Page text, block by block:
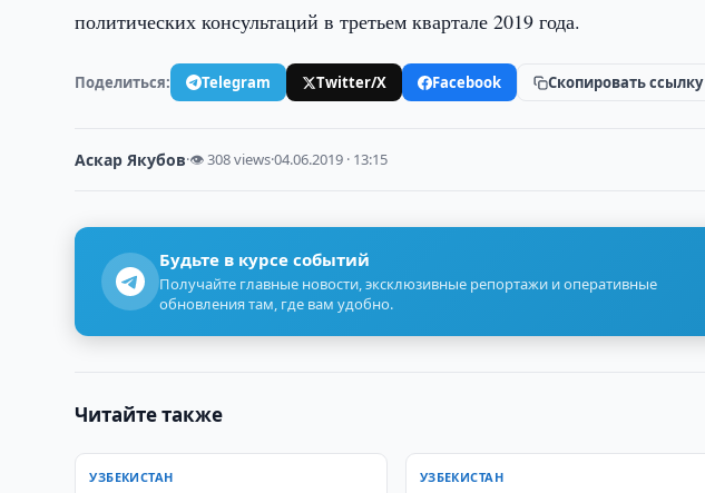
политических консультаций в третьем квартале 2019 года.
Поделиться: Telegram Twitter/X Facebook Скопировать ссылку
Аскар Якубов·👁 308 views·04.06.2019 · 13:15
Будьте в курсе событий
Получайте главные новости, эксклюзивные репортажи и оперативные
обновления там, где вам удобно.
Читайте также
УЗБЕКИСТАН УЗБЕКИСТАН